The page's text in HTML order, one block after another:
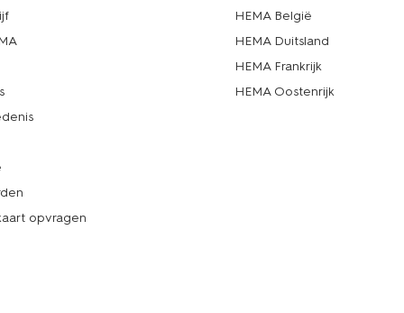
opvragen
HEMA België
HEMA Duitsland
HEMA Frankrijk
HEMA Oostenrijk